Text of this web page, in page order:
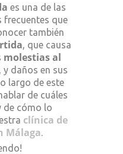
es una de las
frecuentes que
también
, que causa
molestias al
y daños en sus
largo de este
de cuáles
de cómo lo
clínica de
Málaga.